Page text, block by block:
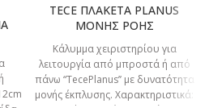
TECE ΠΛΑΚΕΤΑ PLANUS
ΜΟΝΗΣ ΡΟΗΣ
Κάλυμμα χειριστηρίου για
λειτουργία από μπροστά ή από
πάνω “TecePlanus’’ με δυνατότητα
μονής έκπλυσης. Xαρακτηριστικά: